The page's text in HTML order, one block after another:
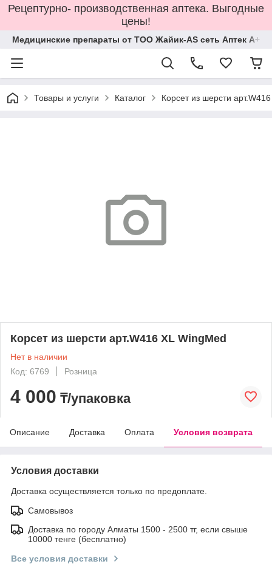
Рецептурно- производственная аптека. Выгодные
цены!
Медицинские препараты от ТОО Жайик-AS сеть Аптек А+
Товары и услуги Каталог Корсет из шерсти
Корсет из шерсти арт.W416 XL WingMed
Нет в наличии
Код: 6769
Розница
4 000 ₸/упаковка
Описание Доставка Оплата Условия возврата
Условия доставки
Доставка осуществляется только по предоплате.
Самовывоз
Доставка по городу Алматы 1500 - 2500 тг, если свыше
10000 тенге (бесплатно)
Все условия доставки